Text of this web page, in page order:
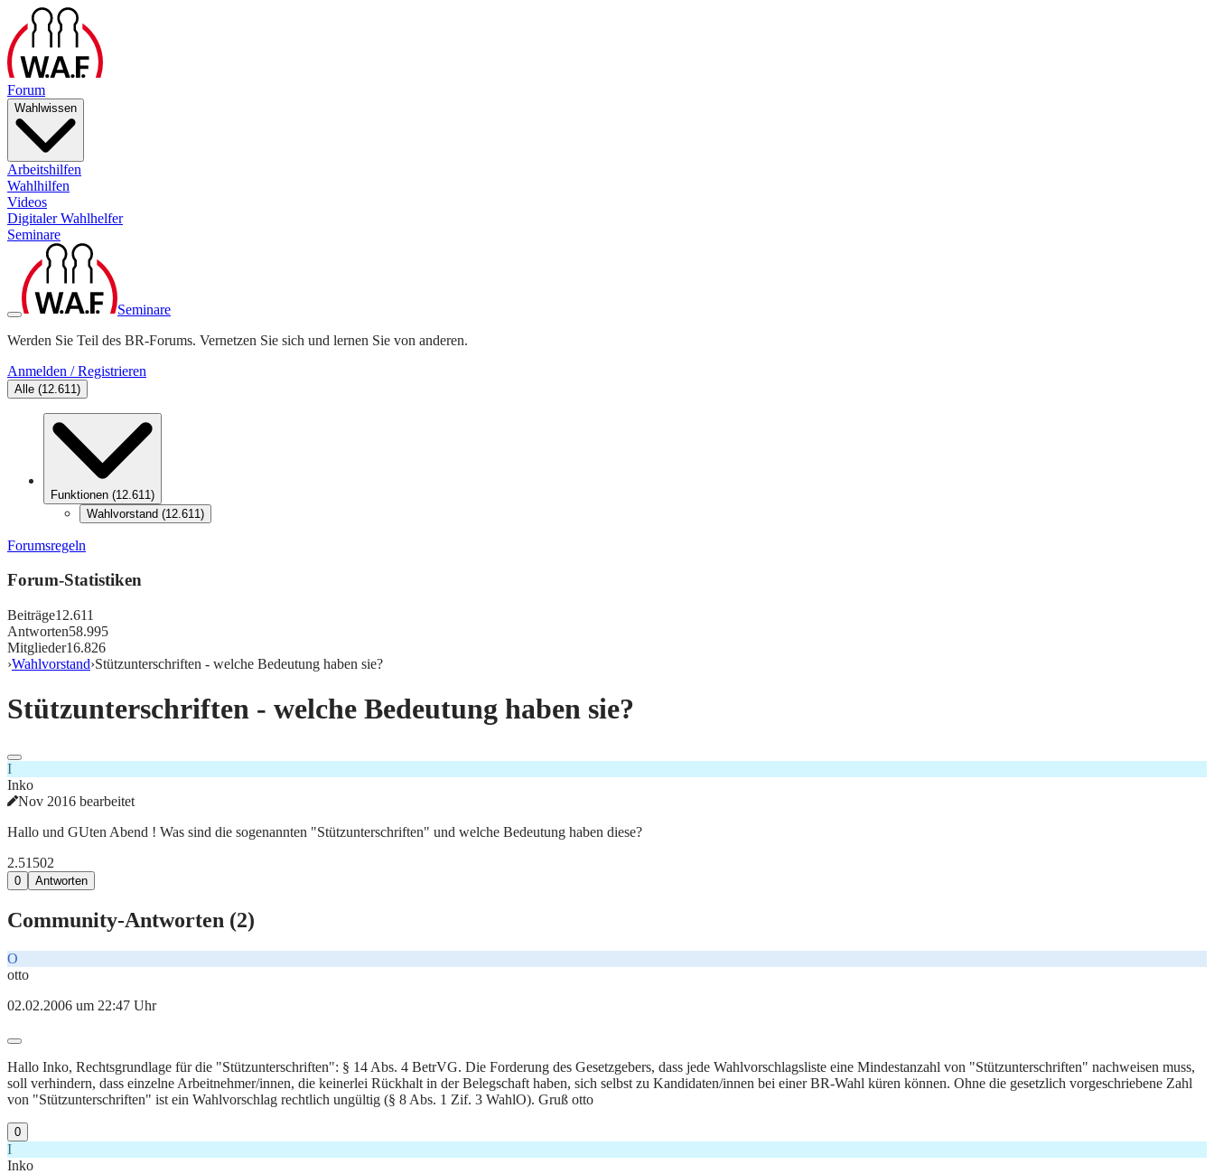
Forum
Wahlwissen
Arbeitshilfen
Wahlhilfen
Videos
Digitaler Wahlhelfer
Seminare
Seminare
Werden Sie Teil des BR-Forums. Vernetzen Sie sich und lernen Sie von anderen.
Anmelden / Registrieren
Alle (12.611)
Funktionen (12.611)
Wahlvorstand (12.611)
Forumsregeln
Forum-Statistiken
Beiträge12.611
Antworten58.995
Mitglieder16.826
›Wahlvorstand›Stützunterschriften - welche Bedeutung haben sie?
Stützunterschriften - welche Bedeutung haben sie?
I
Inko
Nov 2016 bearbeitet
Hallo und GUten Abend ! Was sind die sogenannten "Stützunterschriften" und welche Bedeutung haben diese?
2.51502
0 Antworten
Community-Antworten (2)
O
otto
02.02.2006 um 22:47 Uhr
Hallo Inko, Rechtsgrundlage für die "Stützunterschriften": § 14 Abs. 4 BetrVG. Die Forderung des Gesetzgebers, dass jede Wahlvorschlagsliste eine Mindestanzahl von "Stützunterschriften" nachweisen muss,
soll verhindern, dass einzelne Arbeitnehmer/innen, die keinerlei Rückhalt in der Belegschaft haben, sich selbst zu Kandidaten/innen bei einer BR-Wahl küren können. Ohne die gesetzlich vorgeschriebene Zahl
von "Stützunterschriften" ist ein Wahlvorschlag rechtlich ungültig (§ 8 Abs. 1 Zif. 3 WahlO). Gruß otto
0
I
Inko